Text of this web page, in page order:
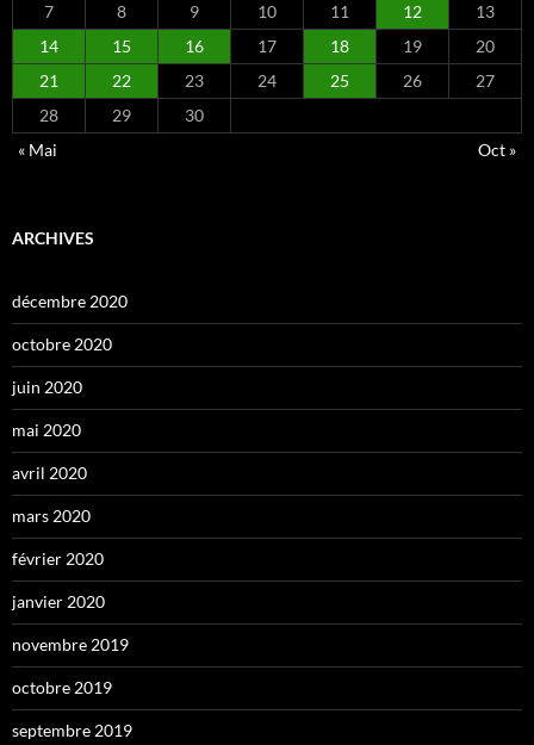
7
8 9 10 11 12
13
14
15 16 17 18 19
20
21
22 23 24 25 26
27
28
29
30
« Mai
Oct »
ARCHIVES
décembre 2020
octobre 2020
juin 2020
mai 2020
avril 2020
mars 2020
février 2020
janvier 2020
novembre 2019
octobre 2019
septembre 2019